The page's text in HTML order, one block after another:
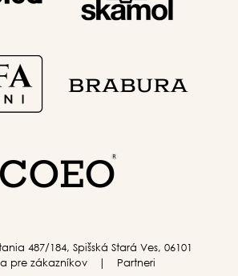
487/184, Spišská Stará Ves, 06101
pre zákazníkov
Partneri